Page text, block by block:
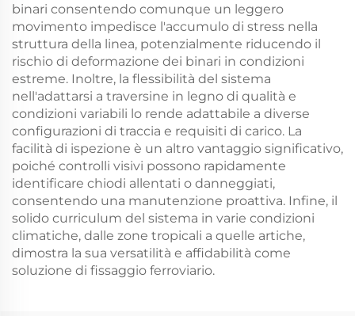
binari consentendo comunque un leggero
movimento impedisce l'accumulo di stress nella
struttura della linea, potenzialmente riducendo il
rischio di deformazione dei binari in condizioni
estreme. Inoltre, la flessibilità del sistema
nell'adattarsi a traversine in legno di qualità e
condizioni variabili lo rende adattabile a diverse
configurazioni di traccia e requisiti di carico. La
facilità di ispezione è un altro vantaggio significativo,
poiché controlli visivi possono rapidamente
identificare chiodi allentati o danneggiati,
consentendo una manutenzione proattiva. Infine, il
solido curriculum del sistema in varie condizioni
climatiche, dalle zone tropicali a quelle artiche,
dimostra la sua versatilità e affidabilità come
soluzione di fissaggio ferroviario.